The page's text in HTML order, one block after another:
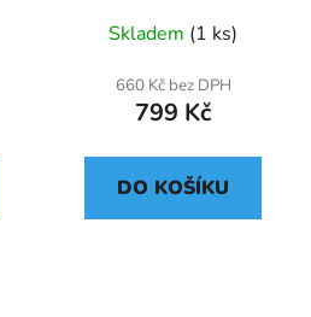
Skladem (1 ks)
660 Kč bez DPH
799 Kč
DO KOŠÍKU